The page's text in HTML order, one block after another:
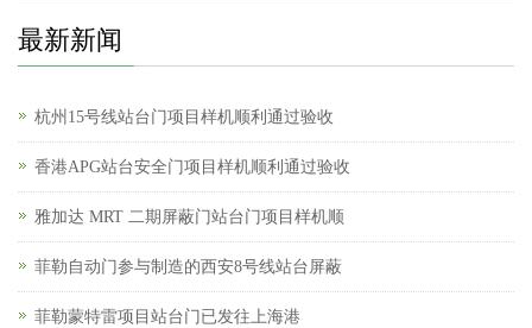
最新新闻
杭州15号线站台门项目样机顺利通过验收
香港APG站台安全门项目样机顺利通过验收
雅加达 MRT 二期屏蔽门站台门项目样机顺
菲勒自动门参与制造的西安8号线站台屏蔽
菲勒蒙特雷项目站台门已发往上海港